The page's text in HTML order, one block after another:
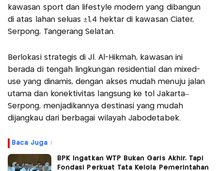
kawasan sport dan lifestyle modern yang dibangun
di atas lahan seluas ±1,4 hektar di kawasan Ciater,
Serpong, Tangerang Selatan.
Berlokasi strategis di Jl. Al-Hikmah, kawasan ini
berada di tengah lingkungan residential dan mixed-
use yang dinamis, dengan akses mudah menuju jalan
utama dan konektivitas langsung ke tol Jakarta–
Serpong, menjadikannya destinasi yang mudah
dijangkau dari berbagai wilayah Jabodetabek.
Baca Juga :
BPK Ingatkan WTP Bukan Garis Akhir, Tapi
Fondasi Perkuat Tata Kelola Pemerintahan